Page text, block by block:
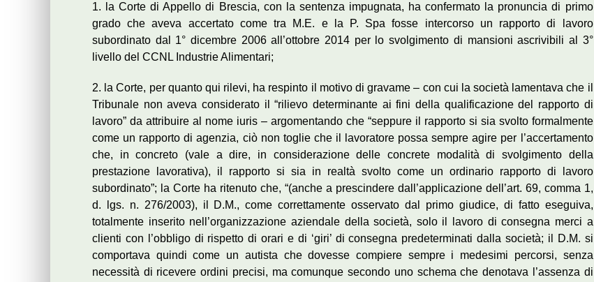
1. la Corte di Appello di Brescia, con la sentenza impugnata, ha confermato la pronuncia di primo
grado che aveva accertato come tra M.E. e la P. Spa fosse intercorso un rapporto di lavoro
subordinato dal 1° dicembre 2006 all’ottobre 2014 per lo svolgimento di mansioni ascrivibili al 3°
livello del CCNL Industrie Alimentari;
2. la Corte, per quanto qui rilevi, ha respinto il motivo di gravame – con cui la società lamentava che il
Tribunale non aveva considerato il “rilievo determinante ai fini della qualificazione del rapporto di
lavoro” da attribuire al nome iuris – argomentando che “seppure il rapporto si sia svolto formalmente
come un rapporto di agenzia, ciò non toglie che il lavoratore possa sempre agire per l’accertamento
che, in concreto (vale a dire, in considerazione delle concrete modalità di svolgimento della
prestazione lavorativa), il rapporto si sia in realtà svolto come un ordinario rapporto di lavoro
subordinato”; la Corte ha ritenuto che, “(anche a prescindere dall’applicazione dell’art. 69, comma 1,
d. lgs. n. 276/2003), il D.M., come correttamente osservato dal primo giudice, di fatto eseguiva,
totalmente inserito nell’organizzazione aziendale della società, solo il lavoro di consegna merci a
clienti con l’obbligo di rispetto di orari e di ‘giri’ di consegna predeterminati dalla società; il D.M. si
comportava quindi come un autista che dovesse compiere sempre i medesimi percorsi, senza
necessità di ricevere ordini precisi, ma comunque secondo uno schema che denotava l’assenza di